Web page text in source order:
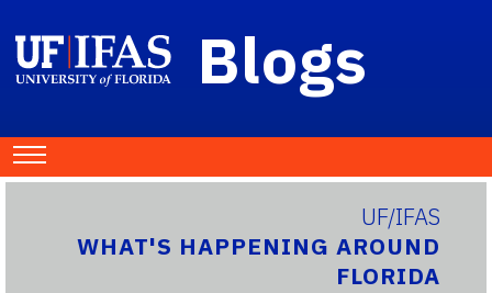
Blogs
UF/IFAS
WHAT'S HAPPENING AROUND
FLORIDA